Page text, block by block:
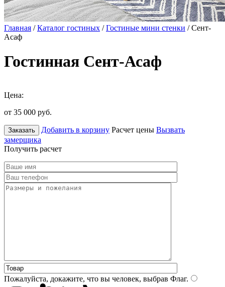
Главная /Каталог гостиных /Гостиные мини стенки / Сент-
Асаф
Гостинная Сент-Асаф
Цена:
от 35 000 руб.
Заказать Добавить в корзину Расчет цены Вызвать
замерщика
Получить расчет
Пожалуйста, докажите, что вы человек, выбрав Флаг.